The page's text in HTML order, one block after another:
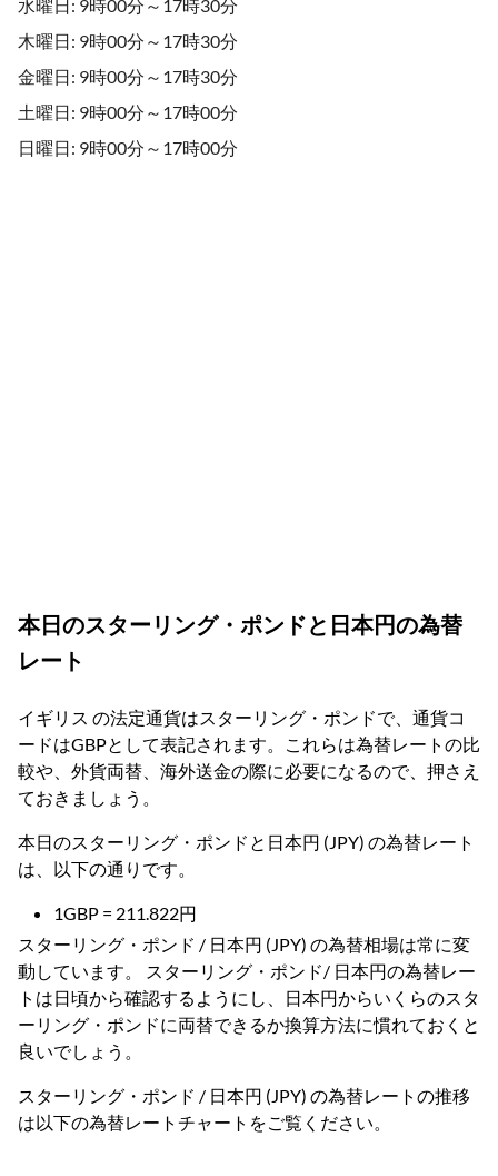
水曜日: 9時00分～17時30分
木曜日: 9時00分～17時30分
金曜日: 9時00分～17時30分
土曜日: 9時00分～17時00分
日曜日: 9時00分～17時00分
本日のスターリング・ポンドと日本円の為替
レート
イギリス の法定通貨はスターリング・ポンドで、通貨コ
ードはGBPとして表記されます。これらは為替レートの比
較や、外貨両替、海外送金の際に必要になるので、押さえ
ておきましょう。
本日のスターリング・ポンドと日本円 (JPY) の為替レート
は、以下の通りです。
1GBP = 211.822円
スターリング・ポンド / 日本円 (JPY) の為替相場は常に変
動しています。 スターリング・ポンド/ 日本円の為替レー
トは日頃から確認するようにし、日本円からいくらのスタ
ーリング・ポンドに両替できるか換算方法に慣れておくと
良いでしょう。
スターリング・ポンド / 日本円 (JPY) の為替レートの推移
は以下の為替レートチャートをご覧ください。